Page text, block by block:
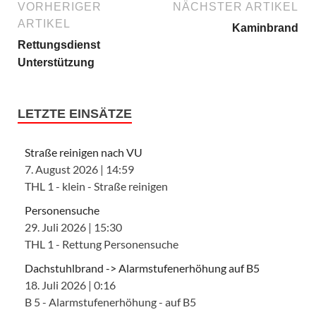
VORHERIGER
ARTIKEL
Rettungsdienst
Unterstützung
NÄCHSTER ARTIKEL
Kaminbrand
LETZTE EINSÄTZE
Straße reinigen nach VU
7. August 2026 | 14:59
THL 1 - klein - Straße reinigen
Personensuche
29. Juli 2026 | 15:30
THL 1 - Rettung Personensuche
Dachstuhlbrand -> Alarmstufenerhöhung auf B5
18. Juli 2026 | 0:16
B 5 - Alarmstufenerhöhung - auf B5